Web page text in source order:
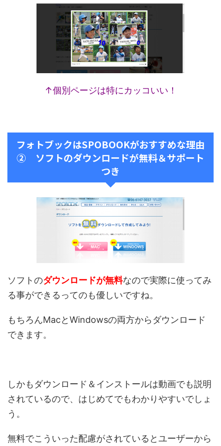
↑個別ページは特にカッコいい！
フォトブックはSPOBOOKがおすすめな理由
② ソフトのダウンロードが無料＆サポート
つき
ソフトのダウンロードが無料なので実際に使ってみ
る事ができるってのも優しいですね。
もちろんMacとWindowsの両方からダウンロード
できます。
しかもダウンロード＆インストールは動画でも説明
されているので、はじめてでもわかりやすいでしょ
う。
無料でこういった配慮がされているとユーザーから